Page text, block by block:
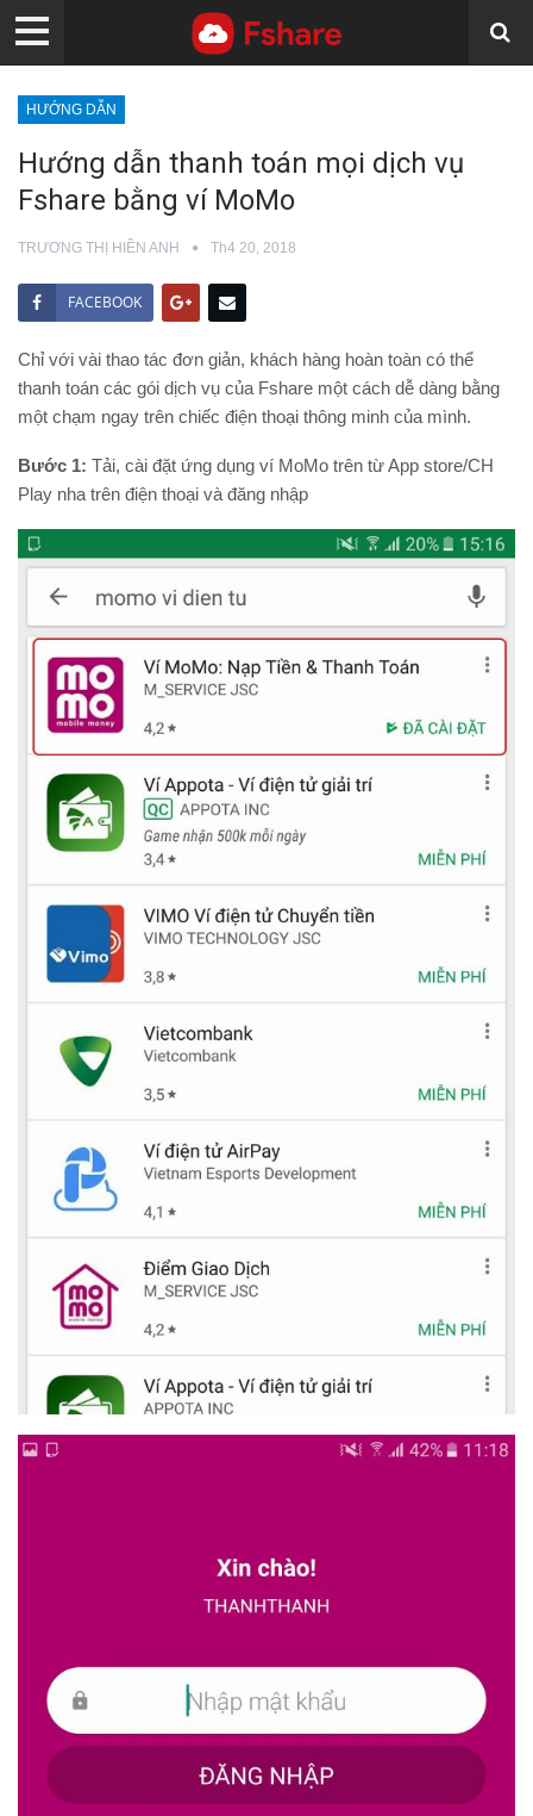
HƯỚNG DẪN
Hướng dẫn thanh toán mọi dịch vụ
Fshare bằng ví MoMo
TRƯƠNG THỊ HIỀN ANH Th4 20, 2018
FACEBOOK
Chỉ với vài thao tác đơn giản, khách hàng hoàn toàn có thể
thanh toán các gói dịch vụ của Fshare một cách dễ dàng bằng
một chạm ngay trên chiếc điện thoại thông minh của mình.
Bước 1: Tải, cài đặt ứng dụng ví MoMo trên từ App store/CH
Play nha trên điện thoại và đăng nhập